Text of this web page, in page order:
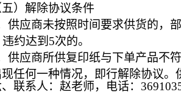
五）解除协议条件
供应商未按照时间要求供货的，
约达到 5次的。
供应商所供复印纸与下单产品不
现任何一种情况，即行解除协议。
联系人：赵老师，电话：